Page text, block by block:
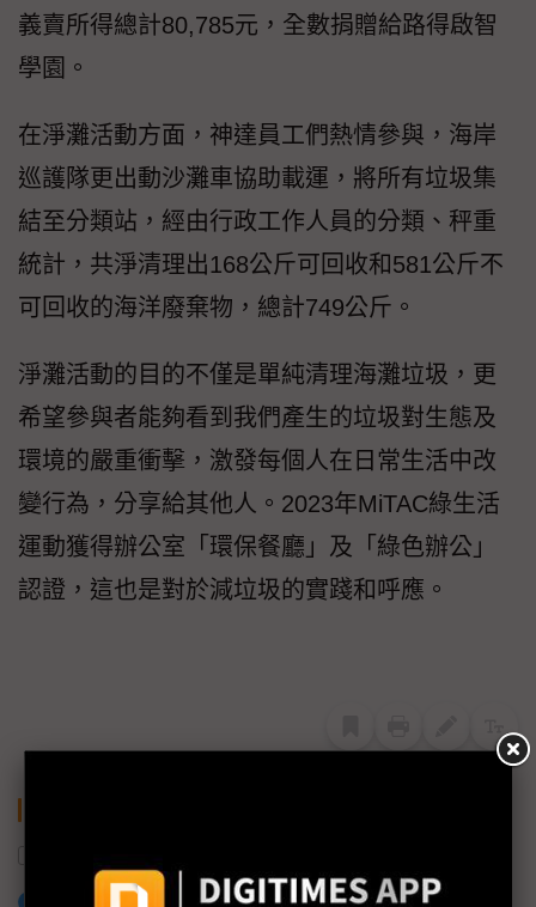
義賣所得總計80,785元，全數捐贈給路得啟智
學園。
在淨灘活動方面，神達員工們熱情參與，海岸
巡護隊更出動沙灘車協助載運，將所有垃圾集
結至分類站，經由行政工作人員的分類、秤重
統計，共淨清理出168公斤可回收和581公斤不
可回收的海洋廢棄物，總計749公斤。
淨灘活動的目的不僅是單純清理海灘垃圾，更
希望參與者能夠看到我們產生的垃圾對生態及
環境的嚴重衝擊，激發每個人在日常生活中改
變行為，分享給其他人。2023年MiTAC綠生活
運動獲得辦公室「環保餐廳」及「綠色辦公」
認證，這也是對於減垃圾的實踐和呼應。
加入已選取到「關鍵字追蹤」